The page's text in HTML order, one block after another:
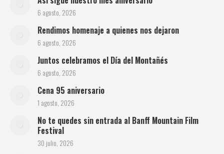
6 agosto, 2026
Rendimos homenaje a quienes nos dejaron
6 agosto, 2026
Juntos celebramos el Día del Montañés
6 agosto, 2026
Cena 95 aniversario
1 agosto, 2026
No te quedes sin entrada al Banff Mountain Film
Festival
30 julio, 2026